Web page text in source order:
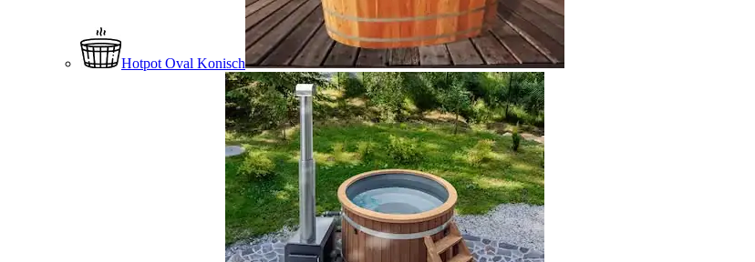
Hotpot Oval Konisch